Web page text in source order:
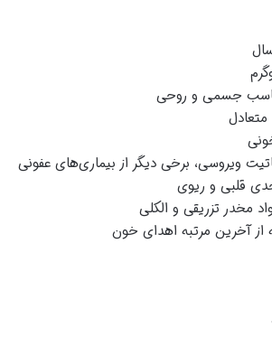
جسمی و روحی
ویروسی، برخی دیگر از بیماری‌های عفونی
قلبی و ریوی
مخدر تزریقی و الکلی